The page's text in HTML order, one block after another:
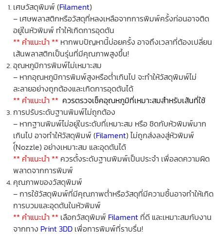
เศษวัสดุพิมพ์ (Filament)
– เศษพลาสติกหรือวัสดุที่หลงเหลือจากการพิมพ์ครั้งก่อนอาจติด
อยู่ในหัวพิมพ์ ทำให้เกิดการอุดตัน
** คำแนะนำ ** หากพบปัญหานี้บ่อยครั้ง อาจถึงเวลาที่ต้องเปลี่ยน
เส้นพลาสติกเป็นรุ่นที่มีคุณภาพสูงขึ้น!
อุณหภูมิการพิมพ์ไม่เหมาะสม
– หากอุณหภูมิการพิมพ์สูงหรือต่ำเกินไป จะทำให้วัสดุพิมพ์ไม่
ละลายอย่างถูกต้องและเกิดการอุดตันได้
** คำแนะนำ ** ควรตรวจเช็คอุณหภูมิที่เหมาะสมสำหรับเส้นที่ใช้
การปรับระดับฐานพิมพ์ไม่ถูกต้อง
– หากฐานพิมพ์ไม่อยู่ในระดับที่เหมาะสม หรือ ชิดกับหัวพิมพ์มาก
เกินไป อาจทำให้วัสดุพิมพ์ (Filament) ไม่ถูกส่งลงสู่หัวพิมพ์
(์Nozzle) อย่างเหมาะสม และอุดตันได้
** คำแนะนำ ** ควรตั้งระดับฐานพิมพ์เป็นประจำ เพื่อลดความผิด
พลาดจากการพิมพ์
คุณภาพของวัสดุพิมพ์
– การใช้วัสดุพิมพ์ที่มีคุณภาพต่ำหรือวัสดุที่มีความชื้นอาจทำให้เกิด
การบวมและอุดตันในหัวพิมพ์
** คำแนะนำ ** เลือกวัสดุพิมพ์ Filamentที่ดี และเหมาะสมกับงาน
จากทาง Print 3DDเพื่อการพิมพ์ที่ราบรื่น!